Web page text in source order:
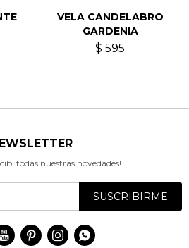
VELA CANDELABRO
GARDENIA
$ 595
todas nuestras novedades!
SUSCRIBIRME
   